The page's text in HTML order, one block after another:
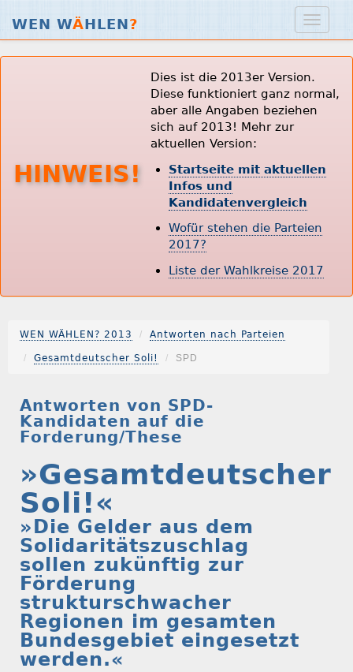
WEN WÄHLEN?
HINWEIS!
Dies ist die 2013er Version.
Diese funktioniert ganz normal,
aber alle Angaben beziehen
sich auf 2013! Mehr zur
aktuellen Version:
Startseite mit aktuellen
Infos und
Kandidatenvergleich
Wofür stehen die Parteien
2017?
Liste der Wahlkreise 2017
WEN WÄHLEN? 2013 Antworten nach Parteien
Gesamtdeutscher Soli! SPD
Antworten von SPD-
Kandidaten auf die
Forderung/These
»Gesamtdeutscher
Soli!«
»Die Gelder aus dem
Solidaritätszuschlag
sollen zukünftig zur
Förderung
strukturschwacher
Regionen im gesamten
Bundesgebiet eingesetzt
werden.«